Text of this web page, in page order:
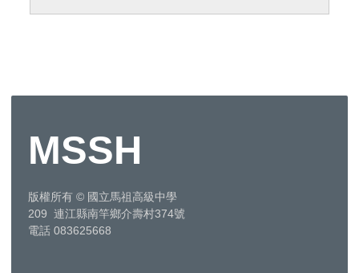
MSSH
版權所有 © 國立馬祖高級中學
209 連江縣南竿鄉介壽村374號
電話 083625668